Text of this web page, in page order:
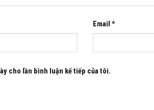
Email *
cho lần bình luận kế tiếp của tôi.